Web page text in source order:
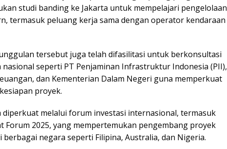
studi banding ke Jakarta untuk mempelajari pengelolaan
termasuk peluang kerja sama dengan operator kendaraan
tersebut juga telah difasilitasi untuk berkonsultasi
seperti PT Penjaminan Infrastruktur Indonesia (PII),
dan Kementerian Dalam Negeri guna memperkuat
proyek.
diperkuat melalui forum investasi internasional, termasuk
Forum 2025, yang mempertemukan pengembang proyek
negara seperti Filipina, Australia, dan Nigeria.